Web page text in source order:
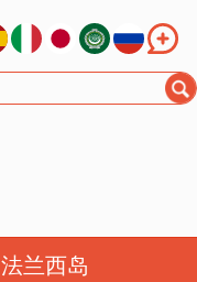
法兰西岛